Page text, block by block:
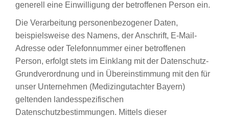
generell eine Einwilligung der betroffenen Person ein.
Die Verarbeitung personenbezogener Daten,
beispielsweise des Namens, der Anschrift, E-Mail-
Adresse oder Telefonnummer einer betroffenen
Person, erfolgt stets im Einklang mit der Datenschutz-
Grundverordnung und in Übereinstimmung mit den für
unser Unternehmen (Medizingutachter Bayern)
geltenden landesspezifischen
Datenschutzbestimmungen. Mittels dieser